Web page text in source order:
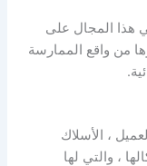
هذا المجال على
من واقع الممارسة
، الأسلاك
، والتي لها